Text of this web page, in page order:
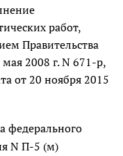
работ,
Правительства
2008 г. N 671-р,
от 20 ноября 2015
федерального
N П-5 (м)